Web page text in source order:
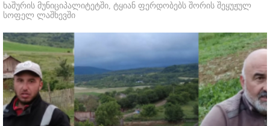
ხაშურის მუნიციპალიტეტში, ტყიან ფერდობებს შორის შეყუჟულ
სოფელ ლაშხევში